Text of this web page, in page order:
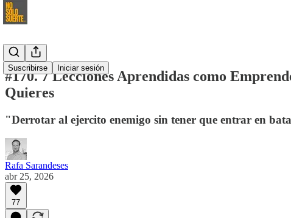
Suscribirse Iniciar sesión
#170. 7 Lecciones Aprendidas como
Quieres
"Derrotar al ejercito enemigo sin tener que entrar en
Rafa Sarandeses
abr 25, 2026
77